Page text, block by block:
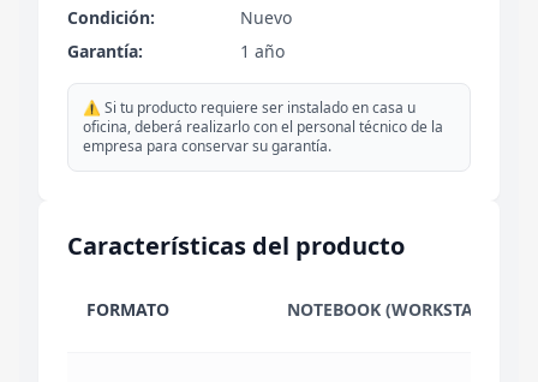
Condición:
Nuevo
Garantía:
1 año
⚠️ Si tu producto requiere ser instalado en casa u
oficina, deberá realizarlo con el personal técnico de la
empresa para conservar su garantía.
Características del producto
FORMATO NOTEBOOK (WORKSTATION)